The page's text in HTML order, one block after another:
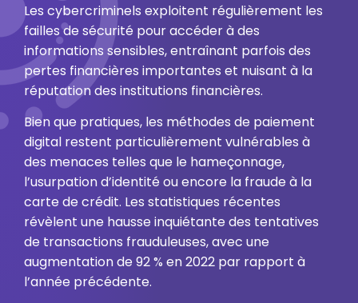
Les cybercriminels exploitent régulièrement les
failles de sécurité pour accéder à des
informations sensibles, entraînant parfois des
pertes financières importantes et nuisant à la
réputation des institutions financières.
Bien que pratiques, les méthodes de paiement
digital restent particulièrement vulnérables à
des menaces telles que le hameçonnage,
l’usurpation d’identité ou encore la fraude à la
carte de crédit. Les statistiques récentes
révèlent une hausse inquiétante des tentatives
de transactions frauduleuses, avec une
augmentation de 92 % en 2022 par rapport à
l’année précédente.